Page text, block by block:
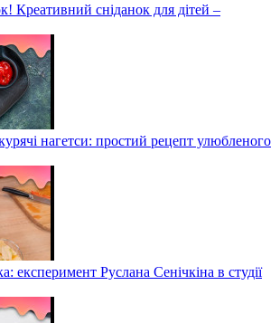
Креативний сніданок для дітей –
нагетси: простий рецепт улюбленого
експеримент Руслана Сенічкіна в студії